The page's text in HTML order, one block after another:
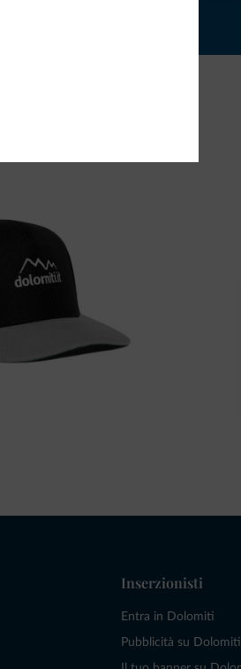
Inserzionisti
Entra in Dolomiti
Pubblicità su